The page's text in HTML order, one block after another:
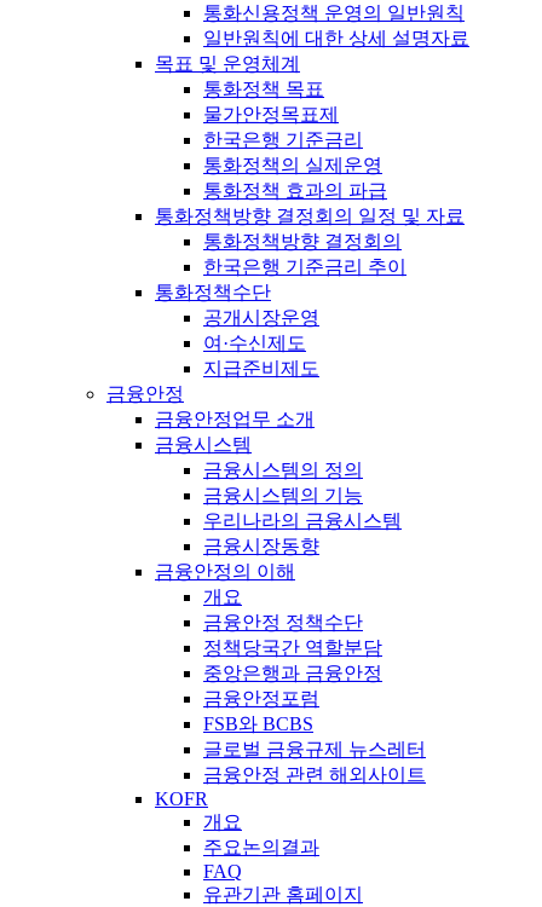
통화신용정책 운영의 일반원칙
일반원칙에 대한 상세 설명자료
목표 및 운영체계
통화정책 목표
물가안정목표제
한국은행 기준금리
통화정책의 실제운영
통화정책 효과의 파급
통화정책방향 결정회의 일정 및 자료
통화정책방향 결정회의
한국은행 기준금리 추이
통화정책수단
공개시장운영
여·수신제도
지급준비제도
금융안정
금융안정업무 소개
금융시스템
금융시스템의 정의
금융시스템의 기능
우리나라의 금융시스템
금융시장동향
금융안정의 이해
개요
금융안정 정책수단
정책당국간 역할분담
중앙은행과 금융안정
금융안정포럼
FSB와 BCBS
글로벌 금융규제 뉴스레터
금융안정 관련 해외사이트
KOFR
개요
주요논의결과
FAQ
유관기관 홈페이지